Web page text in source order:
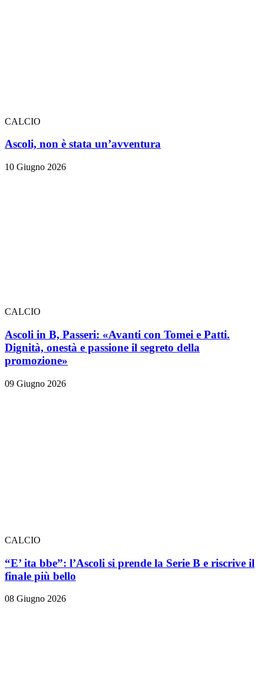
CALCIO
Ascoli, non è stata un’avventura
10 Giugno 2026
CALCIO
Ascoli in B, Passeri: «Avanti con Tomei e Patti.
Dignità, onestà e passione il segreto della
promozione»
09 Giugno 2026
CALCIO
“E’ ita bbe”: l’Ascoli si prende la Serie B e riscrive il
finale più bello
08 Giugno 2026